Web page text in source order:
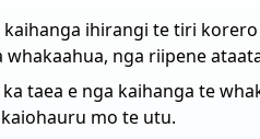
ihirangi te tiri
nga riipene
taea e nga kaihanga te
mo te utu.